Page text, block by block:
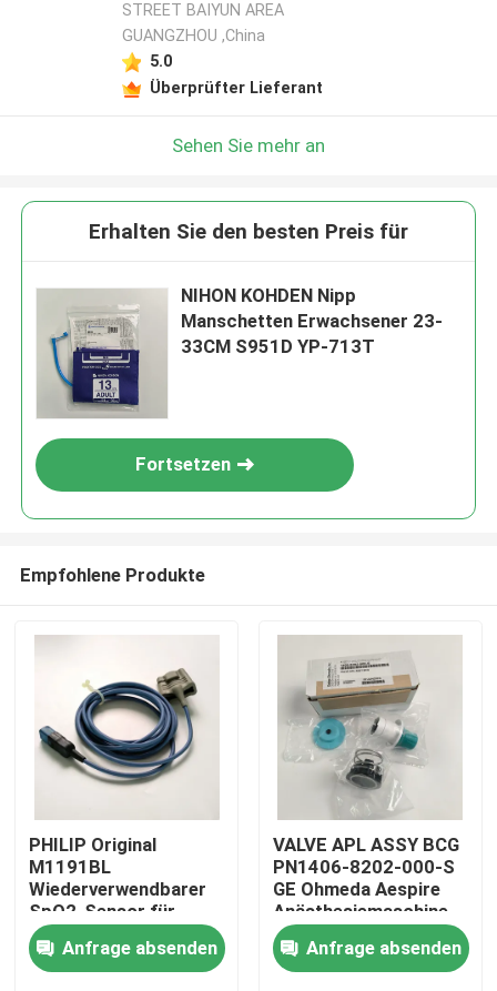
Zu Hause
STREET BAIYUN AREA
GUANGZHOU ,China
5.0
Überprüfter Lieferant
Sehen Sie mehr an
Erhalten Sie den besten Preis für
NIHON KOHDEN Nipp
Manschetten Erwachsener 23-
33CM S951D YP-713T
Fortsetzen
Empfohlene Produkte
PHILIP Original
M1191BL
Wiederverwendbarer
SpO2-Sensor für
Erwachsene (3m)
REF:989803144381
Anfrage absenden
VALVE APL ASSY BCG
PN1406-8202-000-S
GE Ohmeda Aespire
Anästhesiemaschine
Aestiva Modell APL-
Ventil, ohne
Basisversion
Anfrage absenden